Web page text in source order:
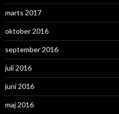
marts 2017
oktober 2016
september 2016
juli 2016
juni 2016
maj 2016